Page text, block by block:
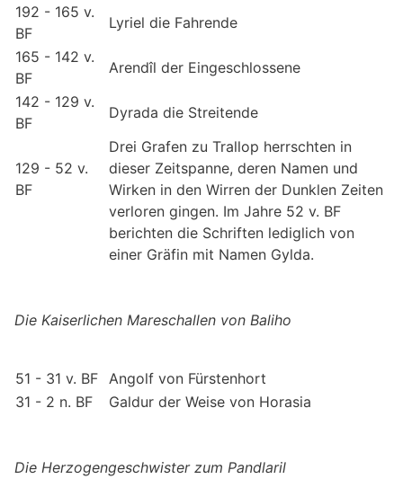
192 - 165 v.
BF
Lyriel die Fahrende
165 - 142 v.
BF
Arendîl der Eingeschlossene
142 - 129 v.
BF
Dyrada die Streitende
129 - 52 v.
BF
Drei Grafen zu Trallop herrschten in
dieser Zeitspanne, deren Namen und
Wirken in den Wirren der Dunklen Zeiten
verloren gingen. Im Jahre 52 v. BF
berichten die Schriften lediglich von
einer Gräfin mit Namen Gylda.
Die Kaiserlichen Mareschallen von Baliho
51 - 31 v. BF Angolf von Fürstenhort
31 - 2 n. BF
Galdur der Weise von Horasia
Die Herzogengeschwister zum Pandlaril